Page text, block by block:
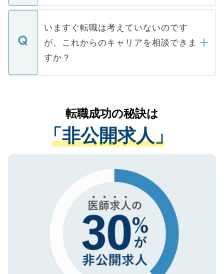
関を公にしてしまうと、応募が殺到する場
に、医療機関が求める条件に合った人材の
みを人材紹介会社に依頼するケースが増え
ています。
定を承諾する必要はありません。内定先へ
の辞退の連絡はキャリアパートナーが行い
ますので、ご安心ください。
個人情報が漏えいすることはありませんの
で、ご安心ください。当サイトからの登録
などで収集したご登録者様の個人情報は、
ご本人のキャリアアップおよび転職活動の
支援を目的に使用いたします。お預かりし
ているすべての個人データはご本人の許可
は、個人情報の取り扱いについての厳密な
管理基準を満たした事業者のみに付与され
る、プライバシーマークを取得済みです。
ご登録いただいた個人情報は、SSL（デー
で、機密保持に関してもご安心ください。
いますぐ転職は考えていないのです
が、これからのキャリアを相談できま
すか？
かがいして、現在の医療機関の状況や紹介
経験をまじえながら、適切なアドバイスを
させていただきます。すぐにご転職をされ
ない方には、長期的なサポートが可能です
ので、まずはご登録ください。
転職成功の秘訣は
「非公開求人」